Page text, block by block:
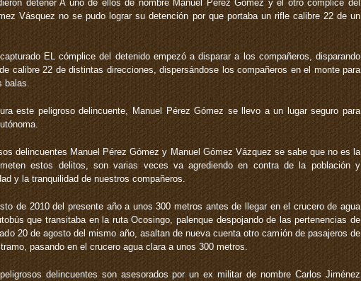
detener A uno de ellos de nombre Manuel Pérez Gómez y el otro cómplice del
Vásquez no se pudo lograr su detención por que portaba un rifle calibre 22 de un
EL cómplice del detenido empezó a disparar a los compañeros, disparando
calibre 22 de distintas direcciones, dispersándose los compañeros en el monte para
balas.
este peligroso delincuente, Manuel Pérez Gómez se llevo a un lugar seguro para
delincuentes Manuel Pérez Gómez y Manuel Gómez Vázquez se sabe que no es la
estos delitos, son varias veces va agrediendo en contra de la población y
y la tranquilidad de nuestros compañeros.
de 2010 del presente año a unos 300 metros antes de llegar en el crucero de agua
que transitaba en la ruta Ocosingo, palenque despojando de las pertenencias de
20 de agosto del mismo año, asaltan de nueva cuenta otro camión de pasajeros de
pasando en el crucero agua clara a unos 300 metros.
delincuentes son asesorados por un ex militar de nombre Carlos Jiménez